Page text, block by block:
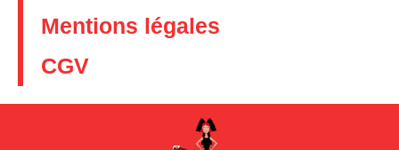
Mentions légales
CGV